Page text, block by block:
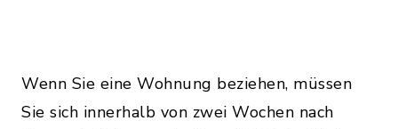
Wenn Sie eine Wohnung beziehen, müssen
Sie sich innerhalb von zwei Wochen nach